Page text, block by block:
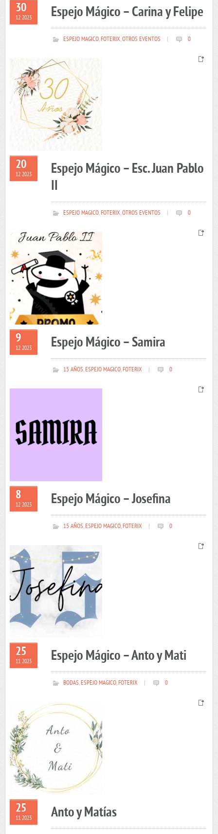
30
12 2023 Espejo Mágico – Carina y Felipe
ESPEJO MAGICO,FOTERIX,OTROS EVENTOS 0
20
12 2023
Espejo Mágico – Esc. Juan Pablo
II
ESPEJO MAGICO,FOTERIX,OTROS EVENTOS 0
9
12 2023 Espejo Mágico – Samira
15 AÑOS,ESPEJO MAGICO,FOTERIX 0
8
12 2023 Espejo Mágico – Josefina
15 AÑOS,ESPEJO MAGICO,FOTERIX 0
25
11 2023 Espejo Mágico – Anto y Mati
BODAS,ESPEJO MAGICO,FOTERIX 0
25
11 2023 Anto y Matías